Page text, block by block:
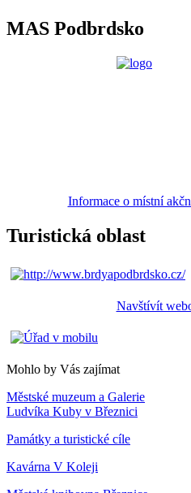
MAS Podbrdsko
Informace o místní
Turistická oblast
Navštívít
Mohlo by Vás zajímat
Městské muzeum a Galerie
Ludvíka Kuby v Březnici
Památky a turistické cíle
Kavárna V Koleji